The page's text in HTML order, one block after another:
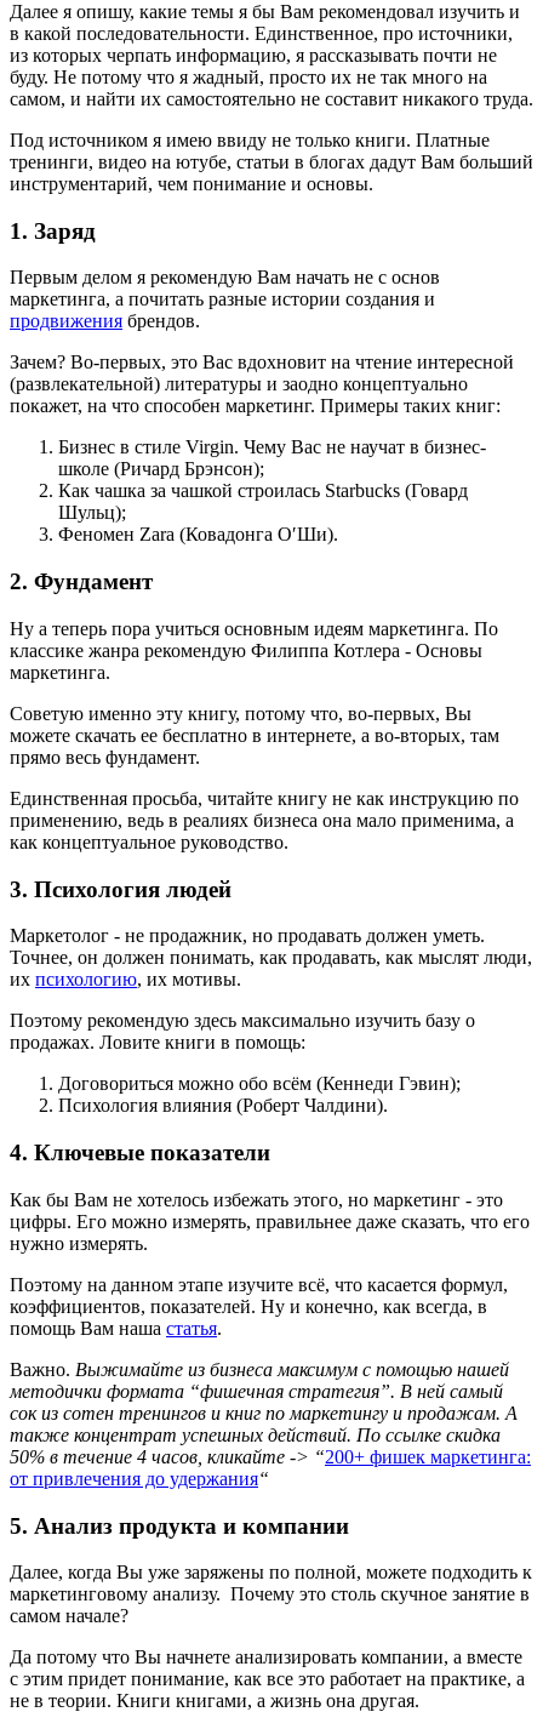
Далее я опишу, какие темы я бы Вам рекомендовал изучить и
в какой последовательности. Единственное, про источники,
из которых черпать информацию, я рассказывать почти не
буду. Не потому что я жадный, просто их не так много на
самом, и найти их самостоятельно не составит никакого труда.
Под источником я имею ввиду не только книги. Платные
тренинги, видео на ютубе, статьи в блогах дадут Вам больший
инструментарий, чем понимание и основы.
1. Заряд
Первым делом я рекомендую Вам начать не с основ
маркетинга, а почитать разные истории создания и
продвижения брендов.
Зачем? Во-первых, это Вас вдохновит на чтение интересной
(развлекательной) литературы и заодно концептуально
покажет, на что способен маркетинг. Примеры таких книг:
Бизнес в стиле Virgin. Чему Вас не научат в бизнес-
школе (Ричард Брэнсон);
Как чашка за чашкой строилась Starbucks (Говард
Шульц);
Феномен Zara (Ковадонга О′Ши).
2. Фундамент
Ну а теперь пора учиться основным идеям маркетинга. По
классике жанра рекомендую Филиппа Котлера - Основы
маркетинга.
Советую именно эту книгу, потому что, во-первых, Вы
можете скачать ее бесплатно в интернете, а во-вторых, там
прямо весь фундамент.
Единственная просьба, читайте книгу не как инструкцию по
применению, ведь в реалиях бизнеса она мало применима, а
как концептуальное руководство.
3. Психология людей
Маркетолог - не продажник, но продавать должен уметь.
Точнее, он должен понимать, как продавать, как мыслят люди,
их психологию, их мотивы.
Поэтому рекомендую здесь максимально изучить базу о
продажах. Ловите книги в помощь:
Договориться можно обо всём (Кеннеди Гэвин);
Психология влияния (Роберт Чалдини).
4. Ключевые показатели
Как бы Вам не хотелось избежать этого, но маркетинг - это
цифры. Его можно измерять, правильнее даже сказать, что его
нужно измерять.
Поэтому на данном этапе изучите всё, что касается формул,
коэффициентов, показателей. Ну и конечно, как всегда, в
помощь Вам наша статья.
Важно. Выжимайте из бизнеса максимум с помощью нашей
методички формата “фишечная стратегия”. В ней самый
сок из сотен тренингов и книг по маркетингу и продажам. А
также концентрат успешных действий. По ссылке скидка
50% в течение 4 часов, кликайте -> “200+ фишек маркетинга:
от привлечения до удержания“
5. Анализ продукта и компании
Далее, когда Вы уже заряжены по полной, можете подходить к
маркетинговому анализу. Почему это столь скучное занятие в
самом начале?
Да потому что Вы начнете анализировать компании, а вместе
с этим придет понимание, как все это работает на практике, а
не в теории. Книги книгами, а жизнь она другая.